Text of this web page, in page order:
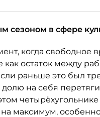
сезоном в сфере
когда свободное
остаток между
раньше это был
на себя
четырёхугольнике
максимум,